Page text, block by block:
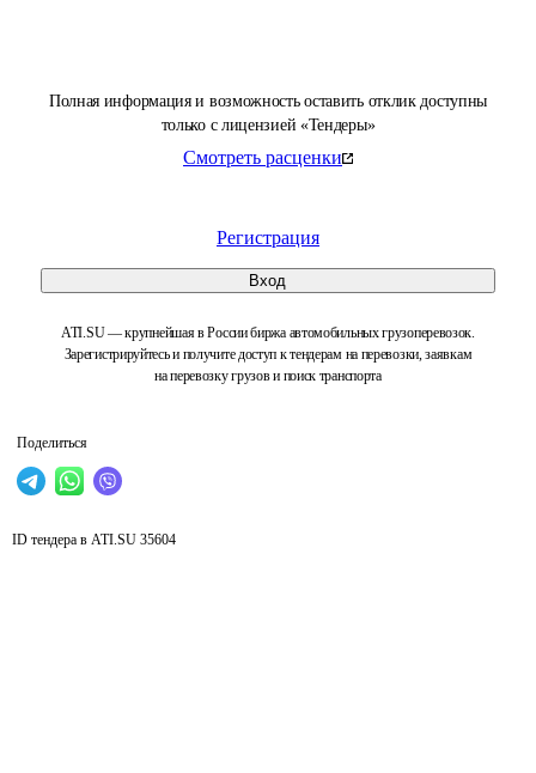
Полная информация и возможность оставить отклик доступны
только с лицензией «Тендеры»
Смотреть расценки
Регистрация
Вход
ATI.SU — крупнейшая в России биржа автомобильных грузоперевозок.
Зарегистрируйтесь и получите доступ к тендерам на перевозки, заявкам
на перевозку грузов и поиск транспорта
Поделиться
ID тендера в ATI.SU 35604